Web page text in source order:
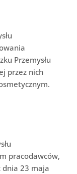
Przemysłu
przez nich
pracodawców,
dnia 23 maja